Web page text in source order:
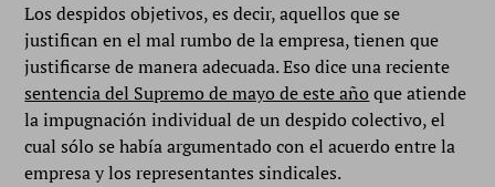
Los despidos objetivos, es decir, aquellos que se
justifican en el mal rumbo de la empresa, tienen que
justificarse de manera adecuada. Eso dice una reciente
sentencia del Supremo de mayo de este añoque atiende
la impugnación individual de un despido colectivo, el
cual sólo se había argumentado con el acuerdo entre la
empresa y los representantes sindicales.